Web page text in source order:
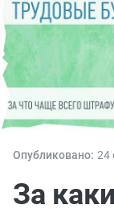
07.08 Госпошлину
отменить#новости
#новости
Опубликовано: 24
За